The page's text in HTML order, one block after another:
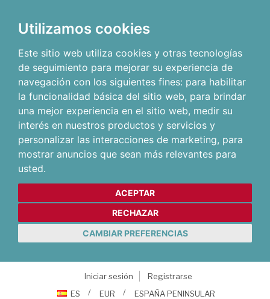
Utilizamos cookies
Este sitio web utiliza cookies y otras tecnologías
de seguimiento para mejorar su experiencia de
navegación con los siguientes fines: para habilitar
la funcionalidad básica del sitio web, para brindar
una mejor experiencia en el sitio web, medir su
interés en nuestros productos y servicios y
personalizar las interacciones de marketing, para
mostrar anuncios que sean más relevantes para
usted.
ACEPTAR
RECHAZAR
CAMBIAR PREFERENCIAS
Iniciar sesión
Registrarse
ES
EUR ESPAÑA PENINSULAR